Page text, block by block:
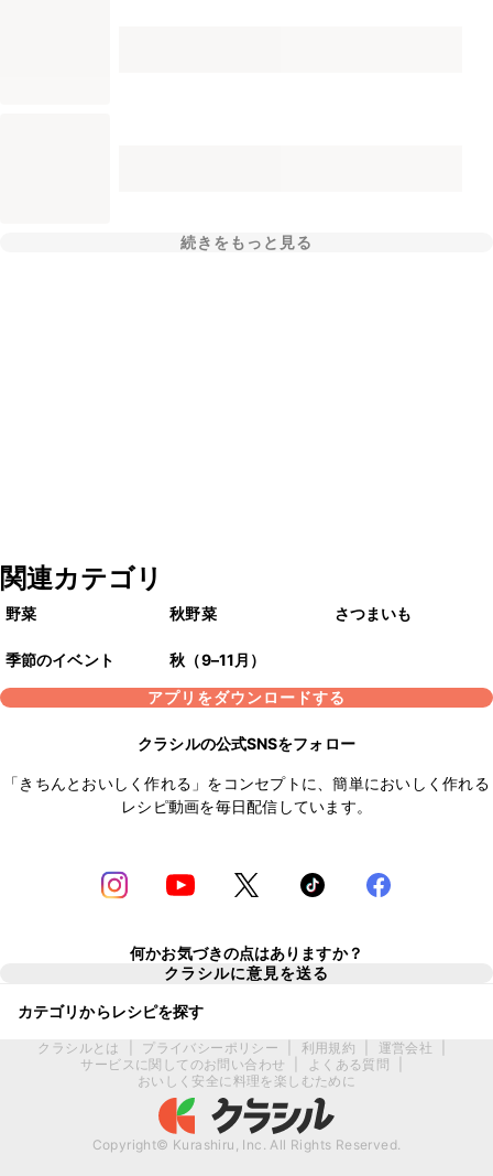
続きをもっと見る
関連カテゴリ
野菜 秋野菜 さつまいも
季節のイベント
秋（9–11月）
アプリをダウンロードする
クラシルの公式SNSをフォロー
「きちんとおいしく作れる」をコンセプトに、簡単においしく作れる
レシピ動画を毎日配信しています。
何かお気づきの点はありますか？
クラシルに意見を送る
カテゴリからレシピを探す
クラシルとは プライバシーポリシー 利用規約 運営会社
サービスに関してのお問い合わせ
よくある質問
おいしく安全に料理を楽しむために
Copyright© Kurashiru, Inc. All Rights Reserved.